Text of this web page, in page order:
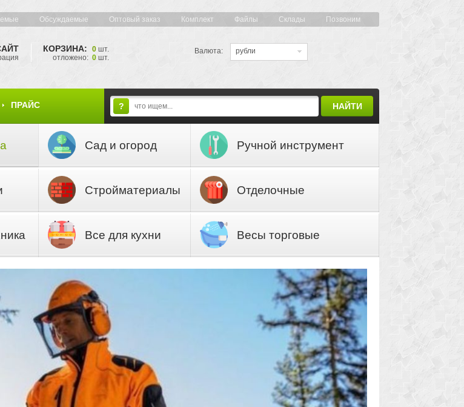
Обсуждаемые Оптовый заказ Комплект Файлы Склады Позвоним
Валюта: рубли
? НАЙТИ
ПРАЙС
КОРЗИНА: 0 шт.
отложено: 0 шт.
Сад и огород Ручной инструмент
Стройматериалы
Отделочные
Все для кухни Весы торговые